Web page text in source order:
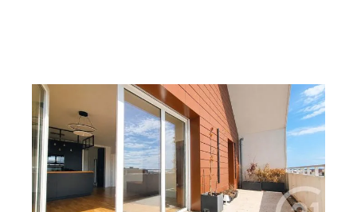
NOGENT SUR MARNE 94
65,69 m
, 3 pièces
Ref : 1530
Appartement F3 à vendre
399 000 €